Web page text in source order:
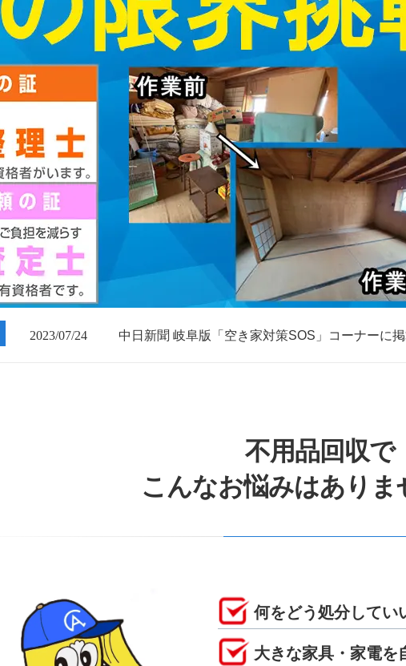
2023/01/12
買取・片付けのアイワクリーン
2023/07/24
中日新聞 岐阜版「空き家対策SOS」コーナーに
2023/01/12
買取・片付けのアイワクリーン
不用品回収で
こんなお悩みはありま
何をどう処分してい
大きな家具・家電を